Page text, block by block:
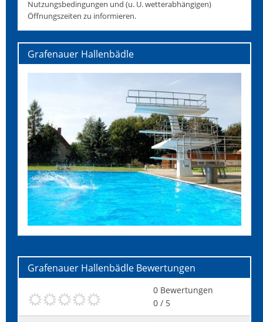
Nutzungsbedingungen und (u. U. wetterabhängigen)
Öffnungszeiten zu informieren.
Grafenauer Hallenbädle
Grafenauer Hallenbädle Bewertungen
0 Bewertungen
0 / 5